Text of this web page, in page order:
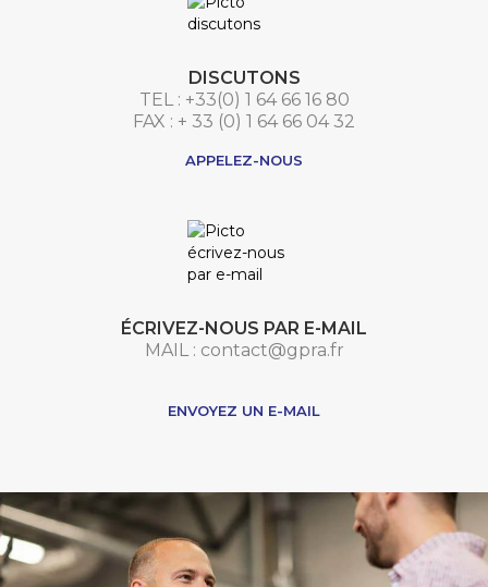
DISCUTONS
TEL : +33(0) 1 64 66 16 80
FAX : + 33 (0) 1 64 66 04 32
APPELEZ-NOUS
ÉCRIVEZ-NOUS PAR E-MAIL
MAIL : contact@gpra.fr
ENVOYEZ UN E-MAIL